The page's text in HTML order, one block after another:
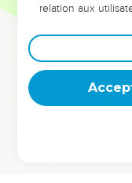
Ils cherchaient à
J’étais leur chef,
vivais au milieu
comme celui qui
© Société biblique française –
relation aux